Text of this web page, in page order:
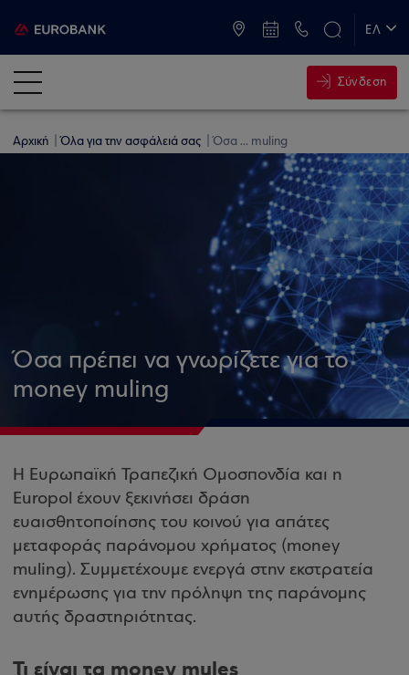
ΕΛ
Σύνδεση
Αρχική Όλα για την ασφάλειά σας Όσα ... muling
Όσα πρέπει να γνωρίζετε για το
money muling
Η Ευρωπαϊκή Τραπεζική Ομοσπονδία και η
Europol έχουν ξεκινήσει δράση
ευαισθητοποίησης του κοινού για απάτες
μεταφοράς παράνομου χρήματος (money
muling). Συμμετέχουμε ενεργά στην εκστρατεία
ενημέρωσης για την πρόληψη της παράνομης
αυτής δραστηριότητας.
Τι είναι τα money mules